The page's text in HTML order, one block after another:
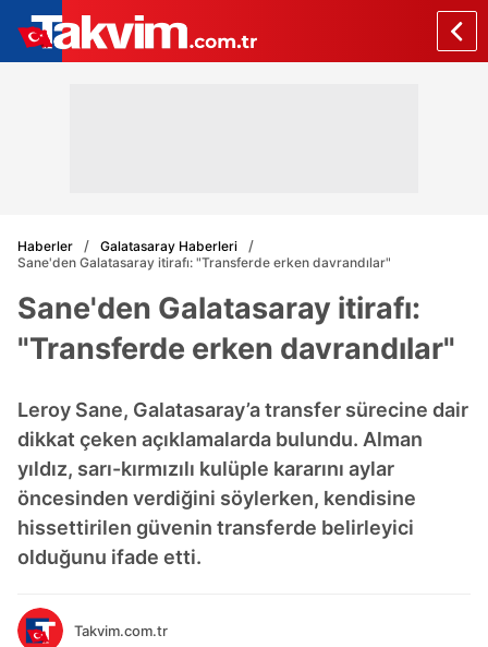
Haberler
Galatasaray Haberleri
Sane'den Galatasaray itirafı: "Transferde erken davrandılar"
Sane'den Galatasaray itirafı:
"Transferde erken davrandılar"
Leroy Sane, Galatasaray’a transfer sürecine dair
dikkat çeken açıklamalarda bulundu. Alman
yıldız, sarı-kırmızılı kulüple kararını aylar
öncesinden verdiğini söylerken, kendisine
hissettirilen güvenin transferde belirleyici
olduğunu ifade etti.
Takvim.com.tr